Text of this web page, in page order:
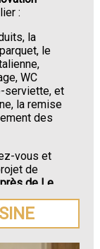
:
la
le
WC
serviette, et
la remise
des
vous et
de
de Le